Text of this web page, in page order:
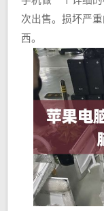
次出售。损坏严
西。